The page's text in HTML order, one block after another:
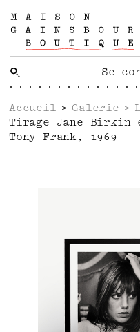
Se
Accueil Galerie
Tirage Jane Birkin
Tony Frank, 1969